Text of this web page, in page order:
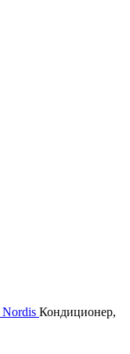
Nordis Кондиционер,